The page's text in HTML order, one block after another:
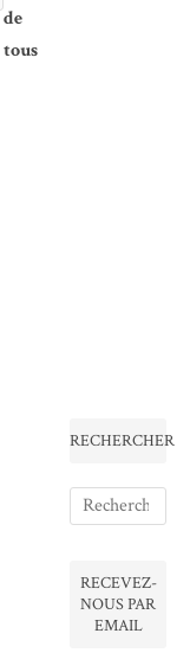
de
tous
RECHERCHER
RECEVEZ-
NOUS PAR
EMAIL